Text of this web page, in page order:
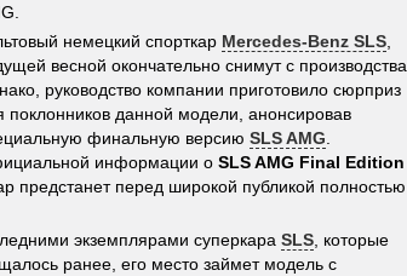
немецкий спорткар Mercedes-Benz SLS
весной окончательно снимут с производства.
руководство компании приготовило сюрприз
поклонников данной модели, анонсировав
финальную версию SLS AMG
информации о SLS AMG Final Edition
предстанет перед широкой публикой полностью
экземплярами суперкара SLS , которые
ранее, его место займет модель с